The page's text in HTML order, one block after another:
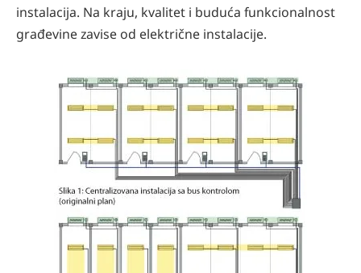
instalacija. Na kraju, kvalitet i buduća funkcionalnost
građevine zavise od električne instalacije.